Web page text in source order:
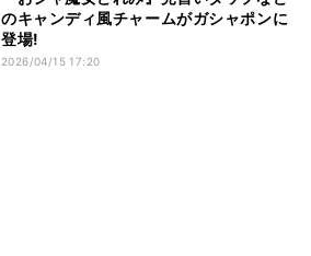
のキャンディ風チャームがガシャポンに
登場!
2026/04/15 17:20